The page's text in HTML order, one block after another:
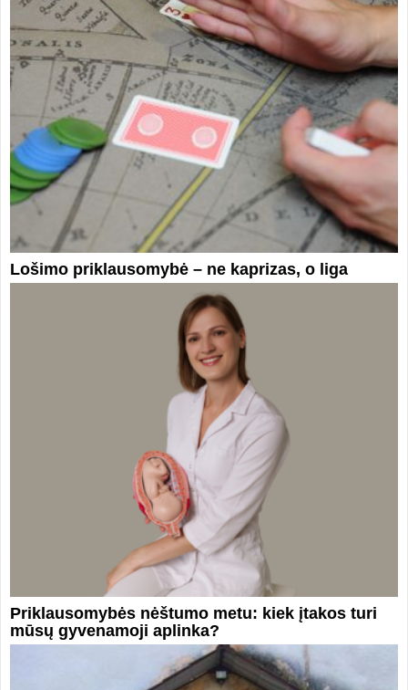
Lošimo priklausomybė – ne kaprizas, o liga
Priklausomybės nėštumo metu: kiek įtakos turi
mūsų gyvenamoji aplinka?